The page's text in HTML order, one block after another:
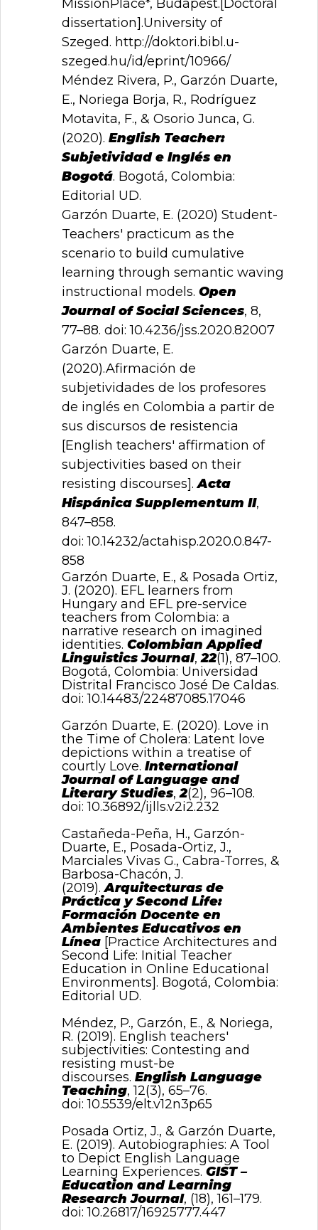
MissionPlace*, Budapest.[Doctoral
dissertation].University of
Szeged. http://doktori.bibl.u-
szeged.hu/id/eprint/10966/
Méndez Rivera, P., Garzón Duarte,
E., Noriega Borja, R., Rodríguez
Motavita, F., & Osorio Junca, G.
(2020). English Teacher:
Subjetividad e Inglés en
Bogotá. Bogotá, Colombia:
Editorial UD.
Garzón Duarte, E. (2020) Student-
Teachers' practicum as the
scenario to build cumulative
learning through semantic waving
instructional models. Open
Journal of Social Sciences, 8,
77–88. doi:10.4236/jss.2020.82007
Garzón Duarte, E.
(2020).Afirmación de
subjetividades de los profesores
de inglés en Colombia a partir de
sus discursos de resistencia
[English teachers' affirmation of
subjectivities based on their
resisting discourses].Acta
Hispánica Supplementum II,
847–858.
doi:10.14232/actahisp.2020.0.847-
858
Garzón Duarte, E., & Posada Ortiz,
J. (2020). EFL learners from
Hungary and EFL pre-service
teachers from Colombia: a
narrative research on imagined
identities. Colombian Applied
Linguistics Journal,22(1), 87–100.
Bogotá, Colombia: Universidad
Distrital Francisco José De Caldas.
doi:10.14483/22487085.17046
Garzón Duarte, E. (2020). Love in
the Time of Cholera: Latent love
depictions within a treatise of
courtly Love. International
Journal of Language and
Literary Studies,2(2), 96–108.
doi:10.36892/ijlls.v2i2.232
Castañeda-Peña, H., Garzón-
Duarte, E., Posada-Ortiz, J.,
Marciales Vivas G., Cabra-Torres, &
Barbosa-Chacón, J.
(2019).Arquitecturas de
Práctica y Second Life:
Formación Docente en
Ambientes Educativos en
Línea [Practice Architectures and
Second Life: Initial Teacher
Education in Online Educational
Environments]. Bogotá, Colombia:
Editorial UD.
Méndez, P., Garzón, E., & Noriega,
R. (2019). English teachers'
subjectivities: Contesting and
resisting must-be
discourses. English Language
Teaching, 12(3), 65–76.
doi:10.5539/elt.v12n3p65
Posada Ortiz, J., & Garzón Duarte,
E. (2019). Autobiographies: A Tool
to Depict English Language
Learning Experiences. GIST –
Education and Learning
Research Journal, (18), 161–179.
doi:10.26817/16925777.447